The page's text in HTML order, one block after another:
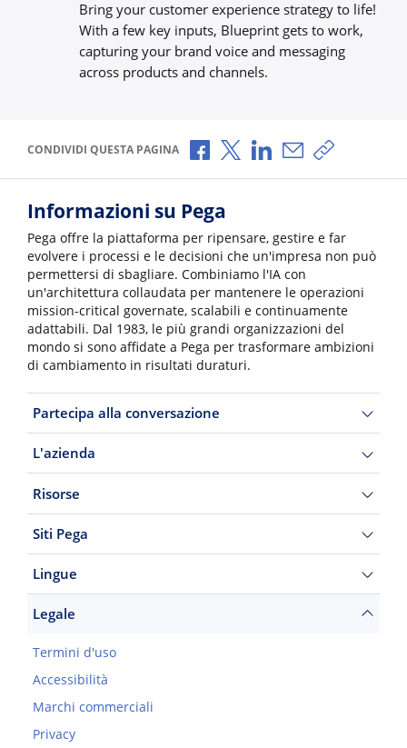
Bring your customer experience strategy to life!
With a few key inputs, Blueprint gets to work,
capturing your brand voice and messaging
across products and channels.
CONDIVIDI QUESTA PAGINA Condividi via Facebook
Condividi via X
Condividi via
Condividi via e-
Copia link
Informazioni su Pega
Pega offre la piattaforma per ripensare, gestire e far
evolvere i processi e le decisioni che un'impresa non può
permettersi di sbagliare. Combiniamo l'IA con
un'architettura collaudata per mantenere le operazioni
mission-critical governate, scalabili e continuamente
adattabili. Dal 1983, le più grandi organizzazioni del
mondo si sono affidate a Pega per trasformare ambizioni
di cambiamento in risultati duraturi.
Partecipa alla conversazione
L'azienda
Risorse
Siti Pega
Lingue
Legale
Termini d'uso
Accessibilità
Marchi commerciali
Privacy